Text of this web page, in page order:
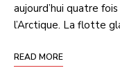
aujourd’hui quatre
l’Arctique. La flotte
READ MORE